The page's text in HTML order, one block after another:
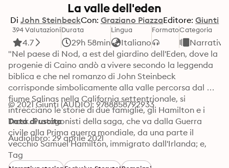
La valle dell'eden
Di John SteinbeckCon: Graziano PiazzaEditore: Giunti
394 Valutazioni
4.7
Durata
29h 58min
Lingua
Italiano
FormatoCategoria
Narrativa
"Nel paese di Nod, a est del giardino dell'Eden, dove la
progenie di Caino andò a vivere secondo la leggenda
biblica e che nel romanzo di John Steinbeck
corrisponde simbolicamente alla valle percorsa dal
fiume Salinas nella California settentrionale, si
intrecciano le storie di due famiglie, gli Hamilton e i
Trask. Protagonisti della saga, che va dalla Guerra
civile alla Prima guerra mondiale, da una parte il
vecchio Samuel Hamilton, immigrato dall'Irlanda; e,
dall'altra, Cyrus Trask insieme ai figli Adam e Charles, e
ai nipoti Aron e Caleb, gemelli nati dalla misteriosa
© 2021 Giunti (AUDIO): 9788858792933
Data di uscita
Audiolibro: 29 aprile 2021
Tag